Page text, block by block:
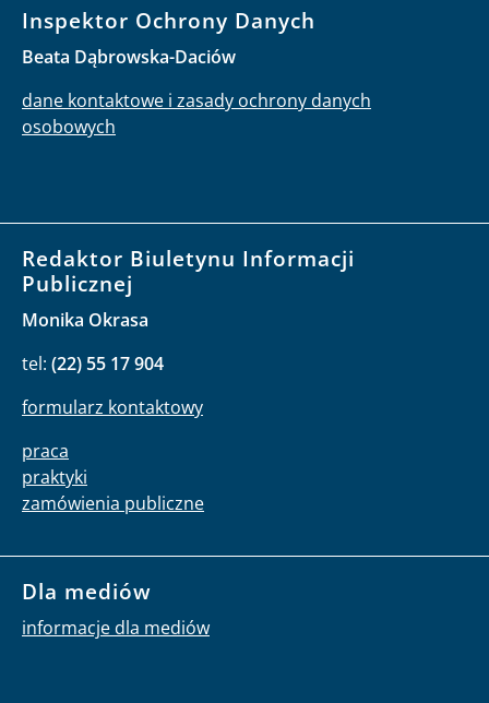
Inspektor Ochrony Danych
Beata Dąbrowska-Daciów
dane kontaktowe i zasady ochrony danych
osobowych
Redaktor Biuletynu Informacji
Publicznej
Monika Okrasa
tel: (22) 55 17 904
formularz kontaktowy
praca
praktyki
zamówienia publiczne
Dla mediów
informacje dla mediów